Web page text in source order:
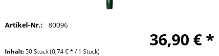
Artikel-Nr.: 80096
36,90 € *
Inhalt:50 Stück(0,74 € * / 1 Stück)